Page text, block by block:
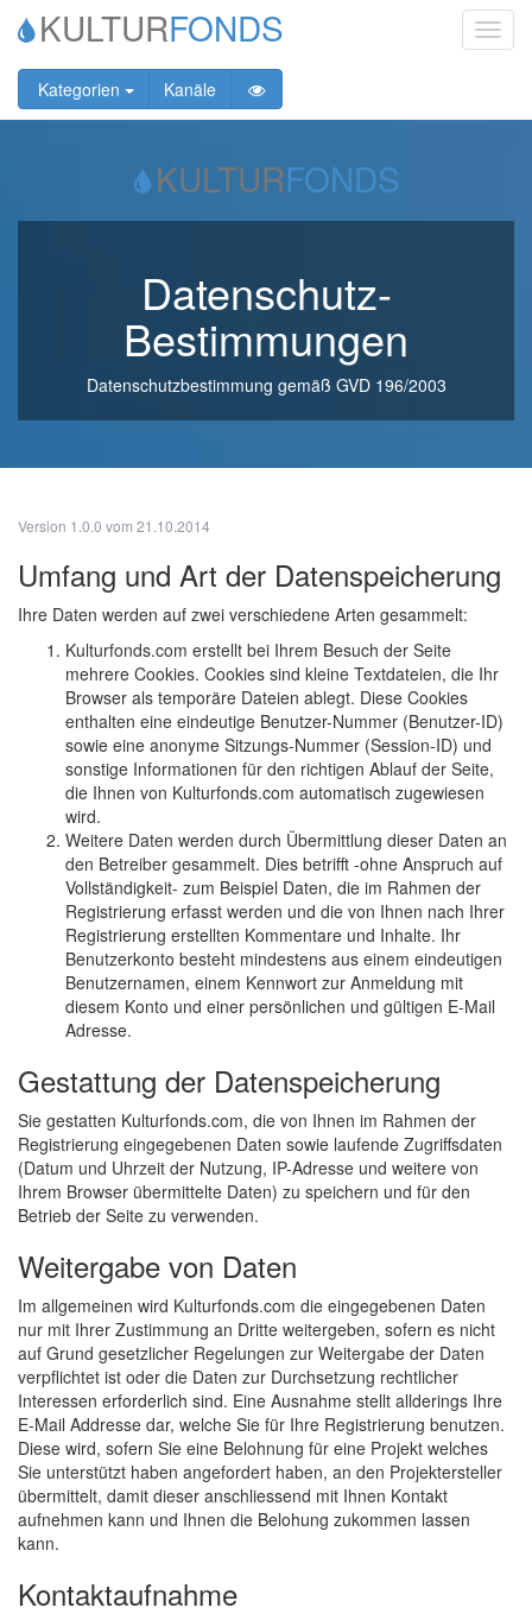
KULTURFONDS
Kategorien
Kanäle
KULTURFONDS
Datenschutz-
Bestimmungen
Datenschutzbestimmung gemäß GVD 196/2003
Version 1.0.0 vom 21.10.2014
Umfang und Art der Datenspeicherung
Ihre Daten werden auf zwei verschiedene Arten gesammelt:
Kulturfonds.com erstellt bei Ihrem Besuch der Seite
mehrere Cookies. Cookies sind kleine Textdateien, die Ihr
Browser als temporäre Dateien ablegt. Diese Cookies
enthalten eine eindeutige Benutzer-Nummer (Benutzer-ID)
sowie eine anonyme Sitzungs-Nummer (Session-ID) und
sonstige Informationen für den richtigen Ablauf der Seite,
die Ihnen von Kulturfonds.com automatisch zugewiesen
wird.
Weitere Daten werden durch Übermittlung dieser Daten an
den Betreiber gesammelt. Dies betrifft -ohne Anspruch auf
Vollständigkeit- zum Beispiel Daten, die im Rahmen der
Registrierung erfasst werden und die von Ihnen nach Ihrer
Registrierung erstellten Kommentare und Inhalte. Ihr
Benutzerkonto besteht mindestens aus einem eindeutigen
Benutzernamen, einem Kennwort zur Anmeldung mit
diesem Konto und einer persönlichen und gültigen E-Mail
Adresse.
Gestattung der Datenspeicherung
Sie gestatten Kulturfonds.com, die von Ihnen im Rahmen der
Registrierung eingegebenen Daten sowie laufende Zugriffsdaten
(Datum und Uhrzeit der Nutzung, IP-Adresse und weitere von
Ihrem Browser übermittelte Daten) zu speichern und für den
Betrieb der Seite zu verwenden.
Weitergabe von Daten
Im allgemeinen wird Kulturfonds.com die eingegebenen Daten
nur mit Ihrer Zustimmung an Dritte weitergeben, sofern es nicht
auf Grund gesetzlicher Regelungen zur Weitergabe der Daten
verpflichtet ist oder die Daten zur Durchsetzung rechtlicher
Interessen erforderlich sind. Eine Ausnahme stellt allderings Ihre
E-Mail Addresse dar, welche Sie für Ihre Registrierung benutzen.
Diese wird, sofern Sie eine Belohnung für eine Projekt welches
Sie unterstützt haben angefordert haben, an den Projektersteller
übermittelt, damit dieser anschliessend mit Ihnen Kontakt
aufnehmen kann und Ihnen die Belohung zukommen lassen
kann.
Kontaktaufnahme